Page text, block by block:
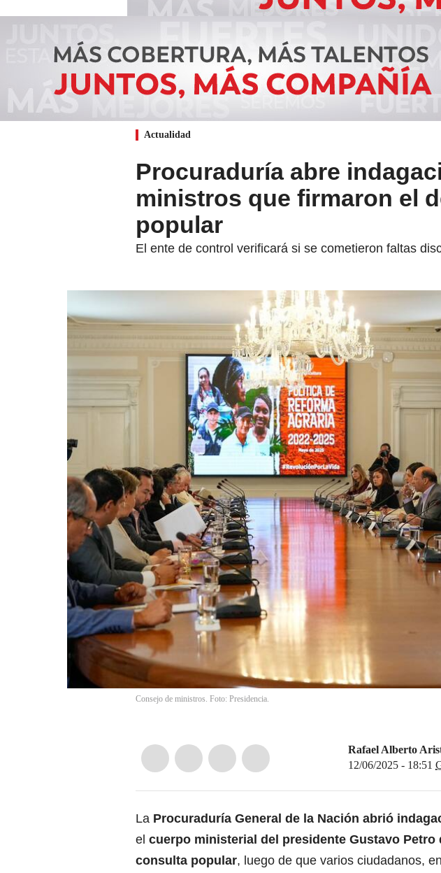
Actualidad
Procuraduría abre
ministros que firmaron el
popular
El ente de control verificará si se cometieron faltas
Consejo de ministros. Foto: Presidencia.
Rafael Alberto
12/06/2025 - 18:51
La Procuraduría General de la Nación abrió
el cuerpo ministerial del presidente Gustavo Petro
consulta popular, luego de que varios ciudadanos,